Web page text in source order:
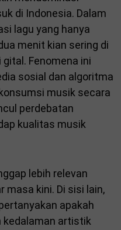
di Indonesia. Dalam
lagu yang hanya
menit kian sering di
Fenomena ini
sosial dan algoritma
musik secara
perdebatan
kualitas musik
lebih relevan
masa kini. Di sisi lain,
apakah
kedalaman artistik